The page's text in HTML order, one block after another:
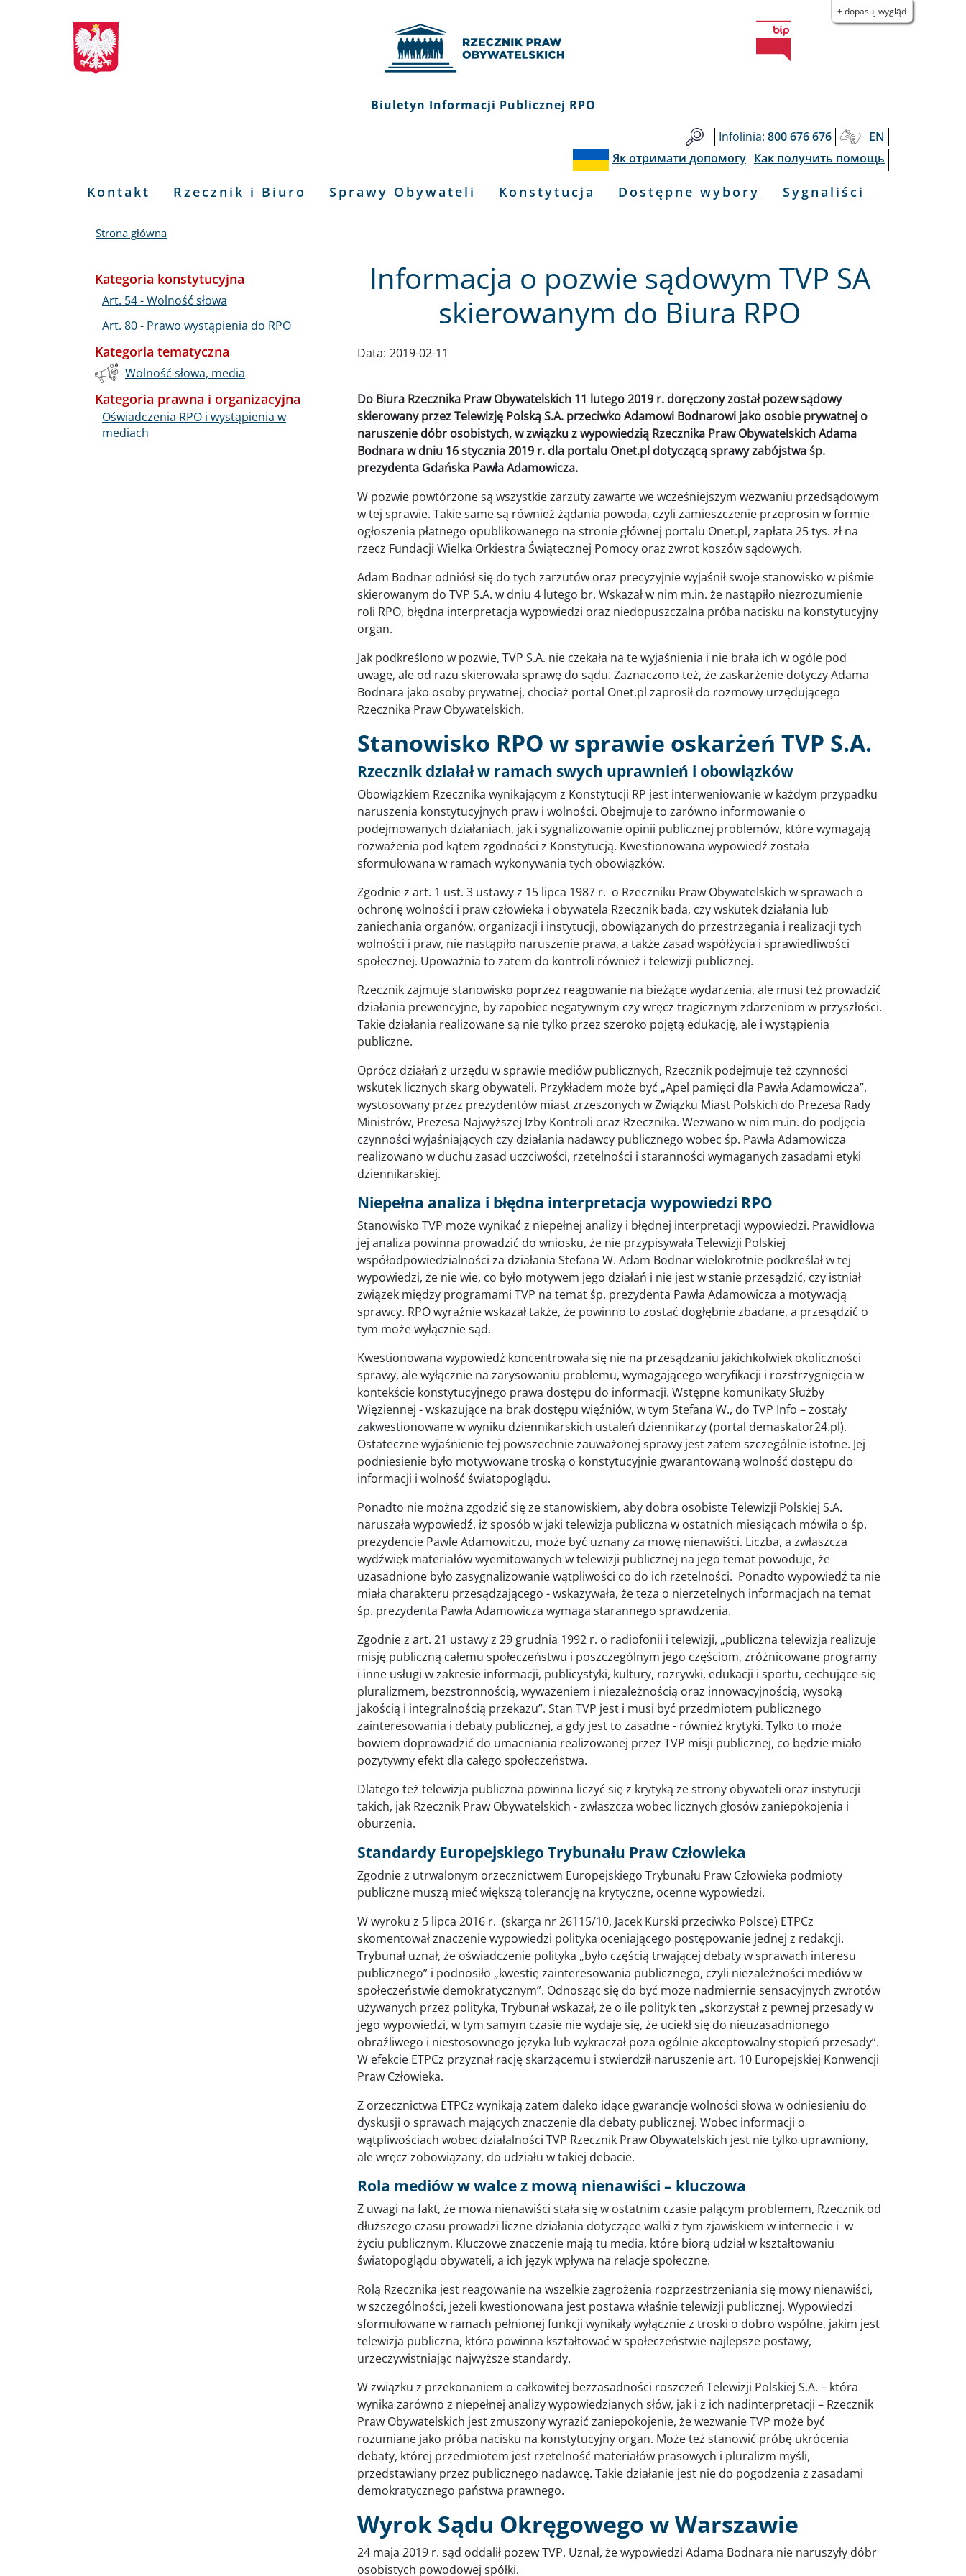
Biuletyn
Informacji
Publicznej
+ dopasuj wygląd
Biuletyn Informacji Publicznej RPO
Infolinia: 800 676 676
EN
Як отримати допомогу Как получить помощь
Menu
Kontakt Rzecznik i Biuro Sprawy Obywateli Konstytucja Dostępne wybory Sygnaliści
Strona główna
Informacja o pozwie sądowym TVP SA
skierowanym do Biura RPO
Data: 2019-02-11
Do Biura Rzecznika Praw Obywatelskich 11 lutego 2019 r. doręczony został pozew sądowy
skierowany przez Telewizję Polską S.A. przeciwko Adamowi Bodnarowi jako osobie prywatnej o
naruszenie dóbr osobistych, w związku z wypowiedzią Rzecznika Praw Obywatelskich Adama
Bodnara w dniu 16 stycznia 2019 r. dla portalu Onet.pl dotyczącą sprawy zabójstwa śp.
prezydenta Gdańska Pawła Adamowicza.
W pozwie powtórzone są wszystkie zarzuty zawarte we wcześniejszym wezwaniu przedsądowym
w tej sprawie. Takie same są również żądania powoda, czyli zamieszczenie przeprosin w formie
ogłoszenia płatnego opublikowanego na stronie głównej portalu Onet.pl, zapłata 25 tys. zł na
rzecz Fundacji Wielka Orkiestra Świątecznej Pomocy oraz zwrot koszów sądowych.
Adam Bodnar odniósł się do tych zarzutów oraz precyzyjnie wyjaśnił swoje stanowisko w piśmie
skierowanym do TVP S.A. w dniu 4 lutego br. Wskazał w nim m.in. że nastąpiło niezrozumienie
roli RPO, błędna interpretacja wypowiedzi oraz niedopuszczalna próba nacisku na konstytucyjny
organ.
Jak podkreślono w pozwie, TVP S.A. nie czekała na te wyjaśnienia i nie brała ich w ogóle pod
uwagę, ale od razu skierowała sprawę do sądu. Zaznaczono też, że zaskarżenie dotyczy Adama
Bodnara jako osoby prywatnej, chociaż portal Onet.pl zaprosił do rozmowy urzędującego
Rzecznika Praw Obywatelskich.
Stanowisko RPO w sprawie oskarżeń TVP S.A.
Rzecznik działał w ramach swych uprawnień i obowiązków
Obowiązkiem Rzecznika wynikającym z Konstytucji RP jest interweniowanie w każdym przypadku
naruszenia konstytucyjnych praw i wolności. Obejmuje to zarówno informowanie o
podejmowanych działaniach, jak i sygnalizowanie opinii publicznej problemów, które wymagają
rozważenia pod kątem zgodności z Konstytucją. Kwestionowana wypowiedź została
sformułowana w ramach wykonywania tych obowiązków.
Zgodnie z art. 1 ust. 3 ustawy z 15 lipca 1987 r. o Rzeczniku Praw Obywatelskich w sprawach o
ochronę wolności i praw człowieka i obywatela Rzecznik bada, czy wskutek działania lub
zaniechania organów, organizacji i instytucji, obowiązanych do przestrzegania i realizacji tych
wolności i praw, nie nastąpiło naruszenie prawa, a także zasad współżycia i sprawiedliwości
społecznej. Upoważnia to zatem do kontroli również i telewizji publicznej.
Rzecznik zajmuje stanowisko poprzez reagowanie na bieżące wydarzenia, ale musi też prowadzić
działania prewencyjne, by zapobiec negatywnym czy wręcz tragicznym zdarzeniom w przyszłości.
Takie działania realizowane są nie tylko przez szeroko pojętą edukację, ale i wystąpienia
publiczne.
Oprócz działań z urzędu w sprawie mediów publicznych, Rzecznik podejmuje też czynności
wskutek licznych skarg obywateli. Przykładem może być „Apel pamięci dla Pawła Adamowicza”,
wystosowany przez prezydentów miast zrzeszonych w Związku Miast Polskich do Prezesa Rady
Ministrów, Prezesa Najwyższej Izby Kontroli oraz Rzecznika. Wezwano w nim m.in. do podjęcia
czynności wyjaśniających czy działania nadawcy publicznego wobec śp. Pawła Adamowicza
realizowano w duchu zasad uczciwości, rzetelności i staranności wymaganych zasadami etyki
dziennikarskiej.
Niepełna analiza i błędna interpretacja wypowiedzi RPO
Stanowisko TVP może wynikać z niepełnej analizy i błędnej interpretacji wypowiedzi. Prawidłowa
jej analiza powinna prowadzić do wniosku, że nie przypisywała Telewizji Polskiej
współodpowiedzialności za działania Stefana W. Adam Bodnar wielokrotnie podkreślał w tej
wypowiedzi, że nie wie, co było motywem jego działań i nie jest w stanie przesądzić, czy istniał
związek między programami TVP na temat śp. prezydenta Pawła Adamowicza a motywacją
sprawcy. RPO wyraźnie wskazał także, że powinno to zostać dogłębnie zbadane, a przesądzić o
tym może wyłącznie sąd.
Kwestionowana wypowiedź koncentrowała się nie na przesądzaniu jakichkolwiek okoliczności
sprawy, ale wyłącznie na zarysowaniu problemu, wymagającego weryfikacji i rozstrzygnięcia w
kontekście konstytucyjnego prawa dostępu do informacji. Wstępne komunikaty Służby
Więziennej - wskazujące na brak dostępu więźniów, w tym Stefana W., do TVP Info – zostały
zakwestionowane w wyniku dziennikarskich ustaleń dziennikarzy (portal demaskator24.pl).
Ostateczne wyjaśnienie tej powszechnie zauważonej sprawy jest zatem szczególnie istotne. Jej
podniesienie było motywowane troską o konstytucyjnie gwarantowaną wolność dostępu do
informacji i wolność światopoglądu.
Ponadto nie można zgodzić się ze stanowiskiem, aby dobra osobiste Telewizji Polskiej S.A.
naruszała wypowiedź, iż sposób w jaki telewizja publiczna w ostatnich miesiącach mówiła o śp.
prezydencie Pawle Adamowiczu, może być uznany za mowę nienawiści. Liczba, a zwłaszcza
wydźwięk materiałów wyemitowanych w telewizji publicznej na jego temat powoduje, że
uzasadnione było zasygnalizowanie wątpliwości co do ich rzetelności. Ponadto wypowiedź ta nie
miała charakteru przesądzającego - wskazywała, że teza o nierzetelnych informacjach na temat
śp. prezydenta Pawła Adamowicza wymaga starannego sprawdzenia.
Zgodnie z art. 21 ustawy z 29 grudnia 1992 r. o radiofonii i telewizji, „publiczna telewizja realizuje
misję publiczną całemu społeczeństwu i poszczególnym jego częściom, zróżnicowane programy
i inne usługi w zakresie informacji, publicystyki, kultury, rozrywki, edukacji i sportu, cechujące się
pluralizmem, bezstronnością, wyważeniem i niezależnością oraz innowacyjnością, wysoką
jakością i integralnością przekazu”. Stan TVP jest i musi być przedmiotem publicznego
zainteresowania i debaty publicznej, a gdy jest to zasadne - również krytyki. Tylko to może
bowiem doprowadzić do umacniania realizowanej przez TVP misji publicznej, co będzie miało
pozytywny efekt dla całego społeczeństwa.
Dlatego też telewizja publiczna powinna liczyć się z krytyką ze strony obywateli oraz instytucji
takich, jak Rzecznik Praw Obywatelskich - zwłaszcza wobec licznych głosów zaniepokojenia i
oburzenia.
Standardy Europejskiego Trybunału Praw Człowieka
Zgodnie z utrwalonym orzecznictwem Europejskiego Trybunału Praw Człowieka podmioty
publiczne muszą mieć większą tolerancję na krytyczne, ocenne wypowiedzi.
W wyroku z 5 lipca 2016 r. (skarga nr 26115/10, Jacek Kurski przeciwko Polsce) ETPCz
skomentował znaczenie wypowiedzi polityka oceniającego postępowanie jednej z redakcji.
Trybunał uznał, że oświadczenie polityka „było częścią trwającej debaty w sprawach interesu
publicznego” i podnosiło „kwestię zainteresowania publicznego, czyli niezależności mediów w
społeczeństwie demokratycznym”. Odnosząc się do być może nadmiernie sensacyjnych zwrotów
używanych przez polityka, Trybunał wskazał, że o ile polityk ten „skorzystał z pewnej przesady w
jego wypowiedzi, w tym samym czasie nie wydaje się, że uciekł się do nieuzasadnionego
obraźliwego i niestosownego języka lub wykraczał poza ogólnie akceptowalny stopień przesady”.
W efekcie ETPCz przyznał rację skarżącemu i stwierdził naruszenie art. 10 Europejskiej Konwencji
Praw Człowieka.
Z orzecznictwa ETPCz wynikają zatem daleko idące gwarancje wolności słowa w odniesieniu do
dyskusji o sprawach mających znaczenie dla debaty publicznej. Wobec informacji o
wątpliwościach wobec działalności TVP Rzecznik Praw Obywatelskich jest nie tylko uprawniony,
ale wręcz zobowiązany, do udziału w takiej debacie.
Rola mediów w walce z mową nienawiści – kluczowa
Z uwagi na fakt, że mowa nienawiści stała się w ostatnim czasie palącym problemem, Rzecznik od
dłuższego czasu prowadzi liczne działania dotyczące walki z tym zjawiskiem w internecie i w
życiu publicznym. Kluczowe znaczenie mają tu media, które biorą udział w kształtowaniu
światopoglądu obywateli, a ich język wpływa na relacje społeczne.
Rolą Rzecznika jest reagowanie na wszelkie zagrożenia rozprzestrzeniania się mowy nienawiści,
w szczególności, jeżeli kwestionowana jest postawa właśnie telewizji publicznej. Wypowiedzi
sformułowane w ramach pełnionej funkcji wynikały wyłącznie z troski o dobro wspólne, jakim jest
telewizja publiczna, która powinna kształtować w społeczeństwie najlepsze postawy,
urzeczywistniając najwyższe standardy.
W związku z przekonaniem o całkowitej bezzasadności roszczeń Telewizji Polskiej S.A. – która
wynika zarówno z niepełnej analizy wypowiedzianych słów, jak i z ich nadinterpretacji – Rzecznik
Praw Obywatelskich jest zmuszony wyrazić zaniepokojenie, że wezwanie TVP może być
rozumiane jako próba nacisku na konstytucyjny organ. Może też stanowić próbę ukrócenia
debaty, której przedmiotem jest rzetelność materiałów prasowych i pluralizm myśli,
przedstawiany przez publicznego nadawcę. Takie działanie jest nie do pogodzenia z zasadami
demokratycznego państwa prawnego.
Wyrok Sądu Okręgowego w Warszawie
24 maja 2019 r. sąd oddalił pozew TVP. Uznał, że wypowiedzi Adama Bodnara nie naruszyły dóbr
osobistych powodowej spółki.
Kategoria konstytucyjna
Art. 54 - Wolność słowa
Art. 80 - Prawo wystąpienia do RPO
Kategoria tematyczna
Wolność słowa, media
Kategoria prawna i organizacyjna
Oświadczenia RPO i wystąpienia w
mediach